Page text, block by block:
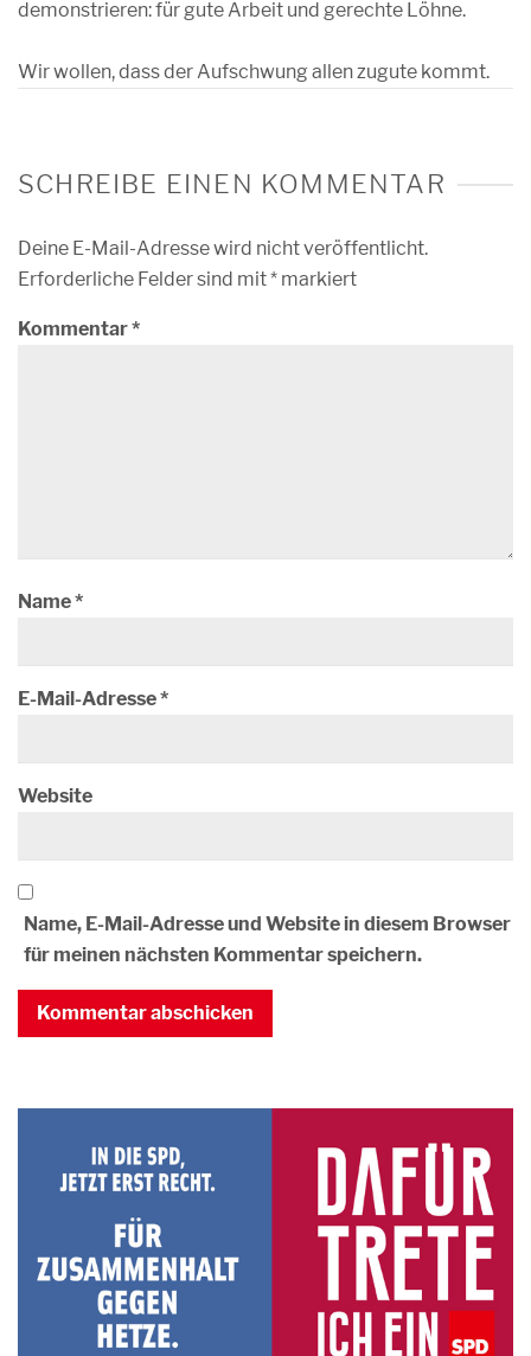
demonstrieren: für gute Arbeit und gerechte Löhne.
Wir wollen, dass der Aufschwung allen zugute kommt.
SCHREIBE EINEN KOMMENTAR
Deine E-Mail-Adresse wird nicht veröffentlicht.
Erforderliche Felder sind mit* markiert
Kommentar*
Name*
E-Mail-Adresse*
Website
Name, E-Mail-Adresse und Website in diesem Browser
für meinen nächsten Kommentar speichern.